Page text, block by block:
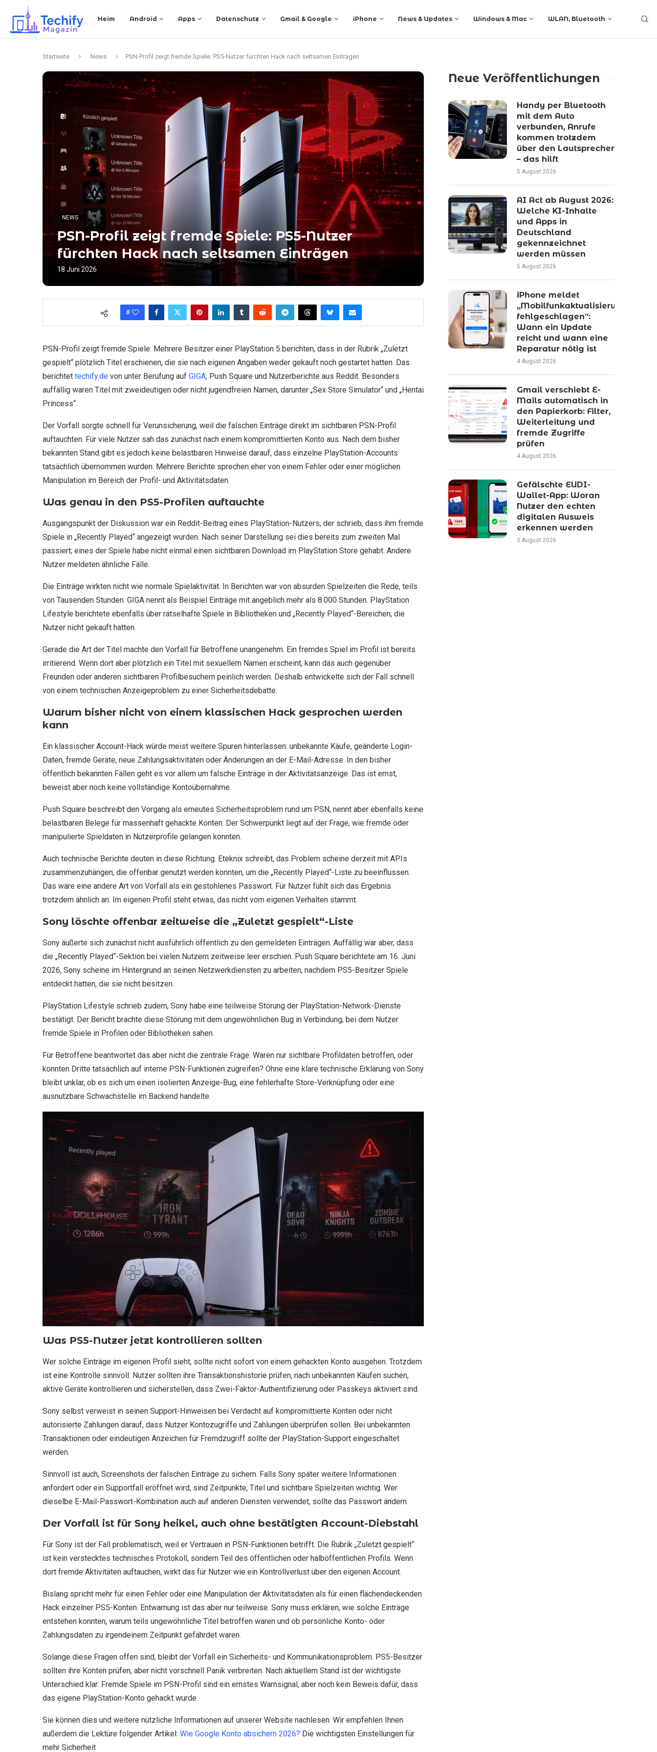
Heim Android Apps Datenschutz Gmail & Google iPhone News & Updates Windows & Mac WLAN, Bluetooth
Startseite News PSN-Profil zeigt fremde Spiele: PS5-Nutzer fürchten Hack nach seltsamen Einträgen
NEWS
PSN-Profil zeigt fremde Spiele: PS5-Nutzer
fürchten Hack nach seltsamen Einträgen
18 Juni 2026
0
PSN-Profil zeigt fremde Spiele: Mehrere Besitzer einer PlayStation 5 berichten, dass in der Rubrik „Zuletzt
gespielt“ plötzlich Titel erschienen, die sie nach eigenen Angaben weder gekauft noch gestartet hatten. Das
berichtet techify.de von unter Berufung auf GIGA, Push Square und Nutzerberichte aus Reddit. Besonders
auffällig waren Titel mit zweideutigen oder nicht jugendfreien Namen, darunter „Sex Store Simulator“ und „Hentai
Princess“.
Der Vorfall sorgte schnell für Verunsicherung, weil die falschen Einträge direkt im sichtbaren PSN-Profil
auftauchten. Für viele Nutzer sah das zunächst nach einem kompromittierten Konto aus. Nach dem bisher
bekannten Stand gibt es jedoch keine belastbaren Hinweise darauf, dass einzelne PlayStation-Accounts
tatsächlich übernommen wurden. Mehrere Berichte sprechen eher von einem Fehler oder einer möglichen
Manipulation im Bereich der Profil- und Aktivitätsdaten.
Was genau in den PS5-Profilen auftauchte
Ausgangspunkt der Diskussion war ein Reddit-Beitrag eines PlayStation-Nutzers, der schrieb, dass ihm fremde
Spiele in „Recently Played“ angezeigt wurden. Nach seiner Darstellung sei dies bereits zum zweiten Mal
passiert; eines der Spiele habe nicht einmal einen sichtbaren Download im PlayStation Store gehabt. Andere
Nutzer meldeten ähnliche Fälle.
Die Einträge wirkten nicht wie normale Spielaktivität. In Berichten war von absurden Spielzeiten die Rede, teils
von Tausenden Stunden. GIGA nennt als Beispiel Einträge mit angeblich mehr als 8.000 Stunden. PlayStation
Lifestyle berichtete ebenfalls über rätselhafte Spiele in Bibliotheken und „Recently Played“-Bereichen, die
Nutzer nicht gekauft hatten.
Gerade die Art der Titel machte den Vorfall für Betroffene unangenehm. Ein fremdes Spiel im Profil ist bereits
irritierend. Wenn dort aber plötzlich ein Titel mit sexuellem Namen erscheint, kann das auch gegenüber
Freunden oder anderen sichtbaren Profilbesuchern peinlich werden. Deshalb entwickelte sich der Fall schnell
von einem technischen Anzeigeproblem zu einer Sicherheitsdebatte.
Warum bisher nicht von einem klassischen Hack gesprochen werden
kann
Ein klassischer Account-Hack würde meist weitere Spuren hinterlassen: unbekannte Käufe, geänderte Login-
Daten, fremde Geräte, neue Zahlungsaktivitäten oder Änderungen an der E-Mail-Adresse. In den bisher
öffentlich bekannten Fällen geht es vor allem um falsche Einträge in der Aktivitätsanzeige. Das ist ernst,
beweist aber noch keine vollständige Kontoübernahme.
Push Square beschreibt den Vorgang als erneutes Sicherheitsproblem rund um PSN, nennt aber ebenfalls keine
belastbaren Belege für massenhaft gehackte Konten. Der Schwerpunkt liegt auf der Frage, wie fremde oder
manipulierte Spieldaten in Nutzerprofile gelangen konnten.
Auch technische Berichte deuten in diese Richtung. Eteknix schreibt, das Problem scheine derzeit mit APIs
zusammenzuhängen, die offenbar genutzt werden konnten, um die „Recently Played“-Liste zu beeinflussen.
Das wäre eine andere Art von Vorfall als ein gestohlenes Passwort. Für Nutzer fühlt sich das Ergebnis
trotzdem ähnlich an: Im eigenen Profil steht etwas, das nicht vom eigenen Verhalten stammt.
Sony löschte offenbar zeitweise die „Zuletzt gespielt“-Liste
Sony äußerte sich zunächst nicht ausführlich öffentlich zu den gemeldeten Einträgen. Auffällig war aber, dass
die „Recently Played“-Sektion bei vielen Nutzern zeitweise leer erschien. Push Square berichtete am 16. Juni
2026, Sony scheine im Hintergrund an seinen Netzwerkdiensten zu arbeiten, nachdem PS5-Besitzer Spiele
entdeckt hatten, die sie nicht besitzen.
PlayStation Lifestyle schrieb zudem, Sony habe eine teilweise Störung der PlayStation-Network-Dienste
bestätigt. Der Bericht brachte diese Störung mit dem ungewöhnlichen Bug in Verbindung, bei dem Nutzer
fremde Spiele in Profilen oder Bibliotheken sahen.
Für Betroffene beantwortet das aber nicht die zentrale Frage: Waren nur sichtbare Profildaten betroffen, oder
konnten Dritte tatsächlich auf interne PSN-Funktionen zugreifen? Ohne eine klare technische Erklärung von Sony
bleibt unklar, ob es sich um einen isolierten Anzeige-Bug, eine fehlerhafte Store-Verknüpfung oder eine
ausnutzbare Schwachstelle im Backend handelte.
Was PS5-Nutzer jetzt kontrollieren sollten
Wer solche Einträge im eigenen Profil sieht, sollte nicht sofort von einem gehackten Konto ausgehen. Trotzdem
ist eine Kontrolle sinnvoll. Nutzer sollten ihre Transaktionshistorie prüfen, nach unbekannten Käufen suchen,
aktive Geräte kontrollieren und sicherstellen, dass Zwei-Faktor-Authentifizierung oder Passkeys aktiviert sind.
Sony selbst verweist in seinen Support-Hinweisen bei Verdacht auf kompromittierte Konten oder nicht
autorisierte Zahlungen darauf, dass Nutzer Kontozugriffe und Zahlungen überprüfen sollen. Bei unbekannten
Transaktionen oder eindeutigen Anzeichen für Fremdzugriff sollte der PlayStation-Support eingeschaltet
werden.
Sinnvoll ist auch, Screenshots der falschen Einträge zu sichern. Falls Sony später weitere Informationen
anfordert oder ein Supportfall eröffnet wird, sind Zeitpunkte, Titel und sichtbare Spielzeiten wichtig. Wer
dieselbe E-Mail-Passwort-Kombination auch auf anderen Diensten verwendet, sollte das Passwort ändern.
Der Vorfall ist für Sony heikel, auch ohne bestätigten Account-Diebstahl
Für Sony ist der Fall problematisch, weil er Vertrauen in PSN-Funktionen betrifft. Die Rubrik „Zuletzt gespielt“
ist kein verstecktes technisches Protokoll, sondern Teil des öffentlichen oder halböffentlichen Profils. Wenn
dort fremde Aktivitäten auftauchen, wirkt das für Nutzer wie ein Kontrollverlust über den eigenen Account.
Bislang spricht mehr für einen Fehler oder eine Manipulation der Aktivitätsdaten als für einen flächendeckenden
Hack einzelner PS5-Konten. Entwarnung ist das aber nur teilweise. Sony muss erklären, wie solche Einträge
entstehen konnten, warum teils ungewöhnliche Titel betroffen waren und ob persönliche Konto- oder
Zahlungsdaten zu irgendeinem Zeitpunkt gefährdet waren.
Solange diese Fragen offen sind, bleibt der Vorfall ein Sicherheits- und Kommunikationsproblem. PS5-Besitzer
sollten ihre Konten prüfen, aber nicht vorschnell Panik verbreiten. Nach aktuellem Stand ist der wichtigste
Unterschied klar: Fremde Spiele im PSN-Profil sind ein ernstes Warnsignal, aber noch kein Beweis dafür, dass
das eigene PlayStation-Konto gehackt wurde.
Sie können dies und weitere nützliche Informationen auf unserer Website nachlesen. Wir empfehlen Ihnen
außerdem die Lektüre folgender Artikel: Wie Google Konto absichern 2026? Die wichtigsten Einstellungen für
mehr Sicherheit
Neue Veröffentlichungen
Handy per Bluetooth
mit dem Auto
verbunden, Anrufe
kommen trotzdem
über den Lautsprecher
– das hilft
5 August 2026
AI Act ab August 2026:
Welche KI-Inhalte
und Apps in
Deutschland
gekennzeichnet
werden müssen
5 August 2026
iPhone meldet
„Mobilfunkaktualisierung
fehlgeschlagen“:
Wann ein Update
reicht und wann eine
Reparatur nötig ist
4 August 2026
Gmail verschiebt E-
Mails automatisch in
den Papierkorb: Filter,
Weiterleitung und
fremde Zugriffe
prüfen
4 August 2026
Gefälschte EUDI-
Wallet-App: Woran
Nutzer den echten
digitalen Ausweis
erkennen werden
3 August 2026